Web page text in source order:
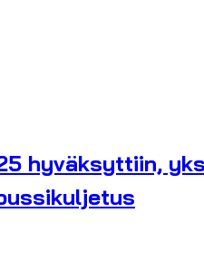
hyväksyttiin,